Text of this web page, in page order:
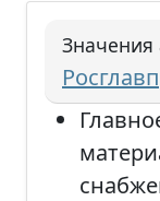
Значения